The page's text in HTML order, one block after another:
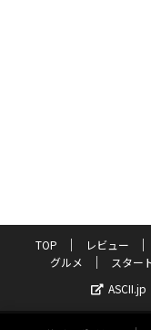
TOP レビュー
グルメ
スター
ASCII.jp